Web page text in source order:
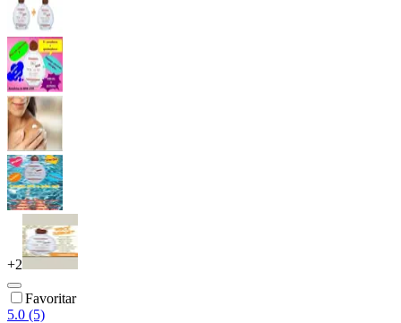
+2
Favoritar
5.0 (5)